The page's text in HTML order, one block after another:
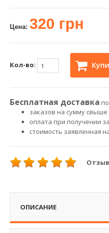
Цена: 320 грн
Кол-во:
Бесплатная доставка
заказов на сумму свыше
оплата при получении
стоимость заявленная
ОПИСАНИЕ